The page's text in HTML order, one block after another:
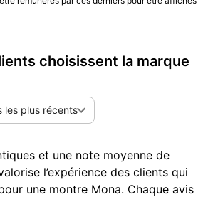
choisissent la marque
les plus récents
et une note moyenne de
l’expérience des clients qui
une montre Mona. Chaque avis
pour comprendre ce qui